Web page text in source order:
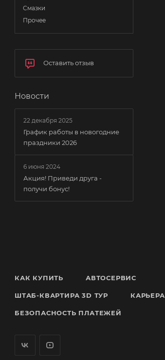
Смазки
Прочее
Оставить отзыв
Новости
22 декабря 2025
График работы в новогодние
праздники 2026
6 июня 2024
Акция! Приведи друга -
получи бонус!
КАК КУПИТЬ АВТОСЕРВИС
ШТАБ-КВАРТИРА 3D ТУР КАРЬЕРА
БЕЗОПАСНОСТЬ ПЛАТЕЖЕЙ